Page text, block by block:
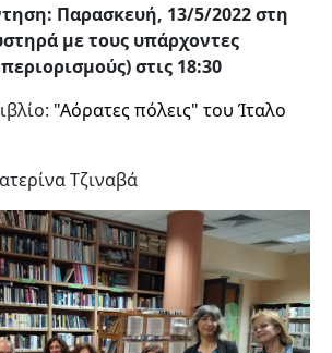
Παρασκευή, 13/5/2022 στη
με τους υπάρχοντες
στις 18:30
"Αόρατες πόλεις" του Ίταλο
Τζιναβά